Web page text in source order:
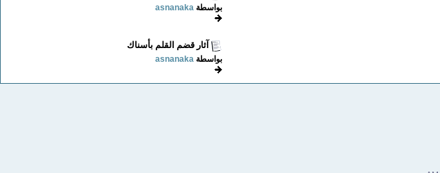
بواسطةasnanaka
آثار قضم القلم بأسناك
بواسطةasnanaka